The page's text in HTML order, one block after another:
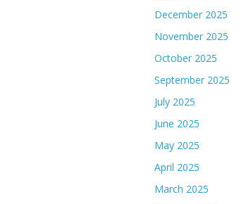
December 2025
November 2025
October 2025
September 2025
July 2025
June 2025
May 2025
April 2025
March 2025